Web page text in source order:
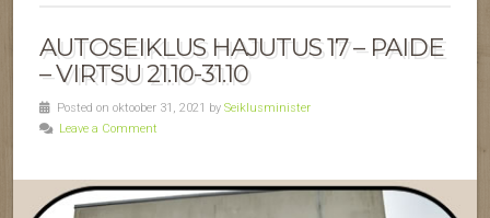
AUTOSEIKLUS HAJUTUS 17 – PAIDE
– VIRTSU 21.10-31.10
Posted on oktoober 31, 2021 by Seiklusminister
Leave a Comment